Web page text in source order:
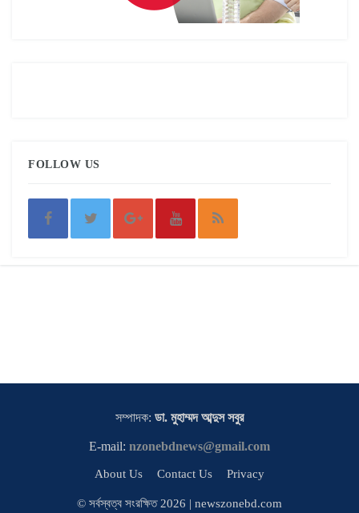
FOLLOW US
সম্পাদক: ডা. মুহাম্মদ আব্দুস সবুর
E-mail: nzonebdnews@gmail.com
About Us Contact Us Privacy
© সর্বস্বত্ব সংরক্ষিত 2026 | newszonebd.com